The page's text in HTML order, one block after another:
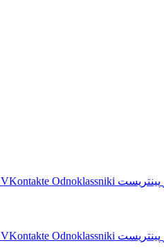
پینتریست VKontakte Odnoklassniki
پینتریست VKontakte Odnoklassniki